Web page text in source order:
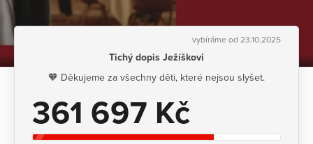
vybíráme od 23.10.2025
Tichý dopis Ježíškovi
🧡 Děkujeme za všechny děti, které nejsou slyšet.
361 697 Kč